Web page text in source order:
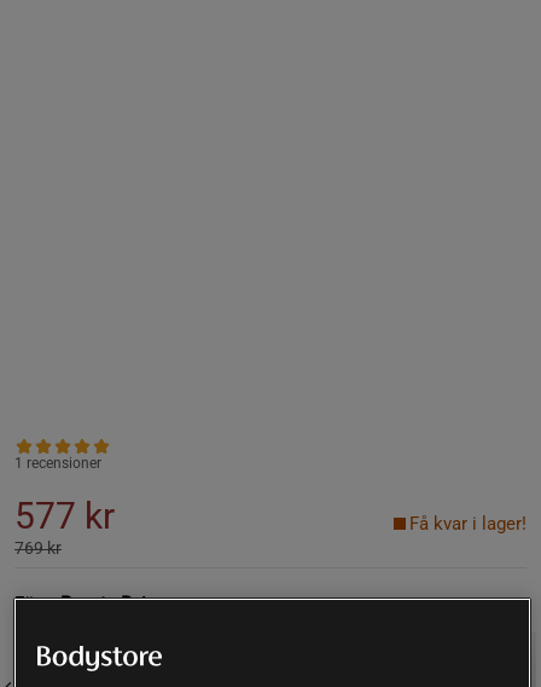
1 recensioner
577 kr
769 kr
Få kvar i lager!
Färg: Peyote Beige